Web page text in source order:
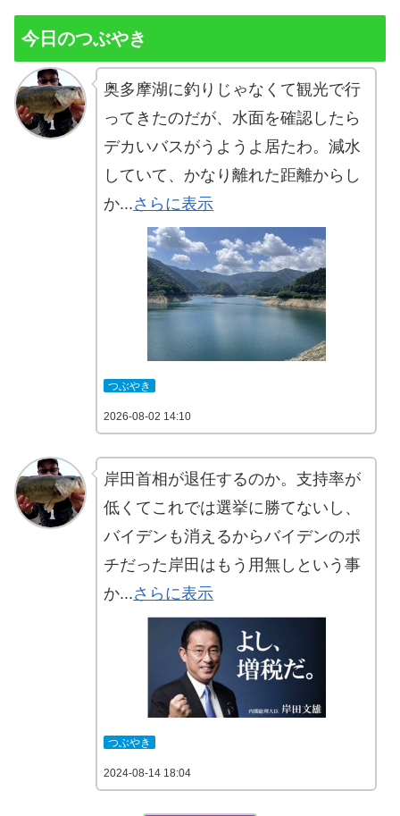
今日のつぶやき
奥多摩湖に釣りじゃなくて観光で行
ってきたのだが、水面を確認したら
デカいバスがうようよ居たわ。減水
していて、かなり離れた距離からし
か...さらに表示
つぶやき
2026-08-02 14:10
岸田首相が退任するのか。支持率が
低くてこれでは選挙に勝てないし、
バイデンも消えるからバイデンのポ
チだった岸田はもう用無しという事
か...さらに表示
つぶやき
2024-08-14 18:04